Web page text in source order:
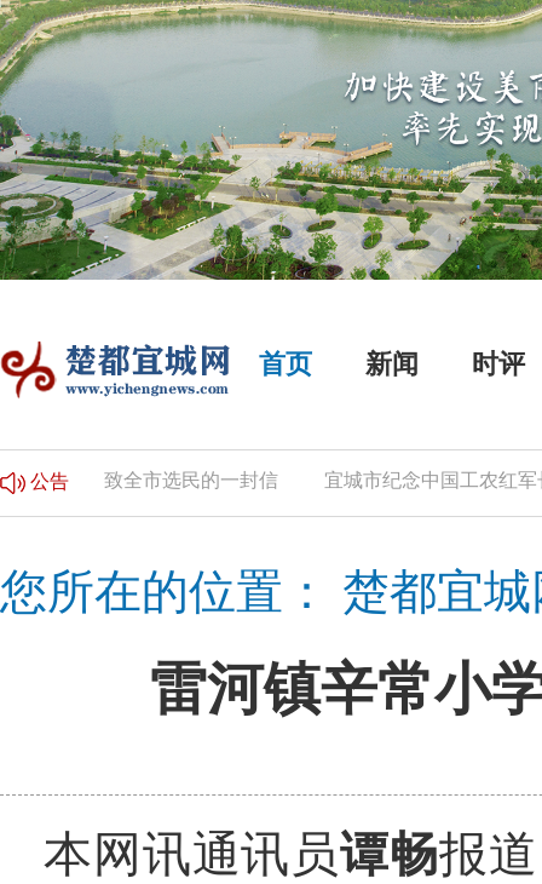
首页 新闻 时评
公告
告 致全市选民的一封信 宜城市纪念中国工农红军长
您所在的位置： 楚都宜城
雷河镇辛常小
本网讯通讯员谭畅报